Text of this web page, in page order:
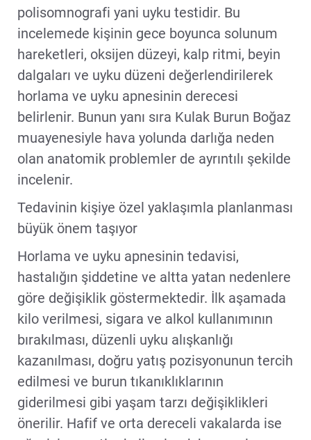
polisomnografi yani uyku testidir. Bu
incelemede kişinin gece boyunca solunum
hareketleri, oksijen düzeyi, kalp ritmi, beyin
dalgaları ve uyku düzeni değerlendirilerek
horlama ve uyku apnesinin derecesi
belirlenir. Bunun yanı sıra Kulak Burun Boğaz
muayenesiyle hava yolunda darlığa neden
olan anatomik problemler de ayrıntılı şekilde
incelenir.
Tedavinin kişiye özel yaklaşımla planlanması
büyük önem taşıyor
Horlama ve uyku apnesinin tedavisi,
hastalığın şiddetine ve altta yatan nedenlere
göre değişiklik göstermektedir. İlk aşamada
kilo verilmesi, sigara ve alkol kullanımının
bırakılması, düzenli uyku alışkanlığı
kazanılması, doğru yatış pozisyonunun tercih
edilmesi ve burun tıkanıklıklarının
giderilmesi gibi yaşam tarzı değişiklikleri
önerilir. Hafif ve orta dereceli vakalarda ise